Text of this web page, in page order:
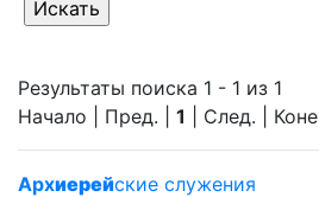
Результаты поиска 1 - 1 из 1
Начало | Пред. | 1 | След. |
Архиерейские служения